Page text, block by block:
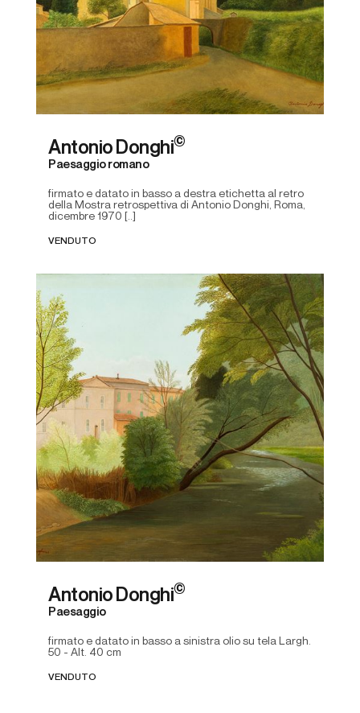
Antonio Donghi©
Paesaggio romano
firmato e datato in basso a destra etichetta al retro
della Mostra retrospettiva di Antonio Donghi, Roma,
dicembre 1970 [..]
VENDUTO
Antonio Donghi©
Paesaggio
firmato e datato in basso a sinistra olio su tela Largh.
50 - Alt. 40 cm
VENDUTO